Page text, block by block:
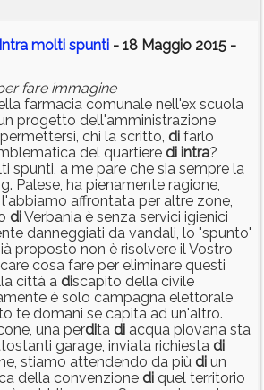
molti spunti - 18 Maggio 2015 -
fare immagine
farmacia comunale nell'ex scuola
progetto dell'amministrazione
chi la scritto, di farlo
del quartiere di intra?
spunti, a me pare che sia sempre la
Palese, ha pienamente ragione,
affrontata per altre zone,
diVerbania è senza servici igienici
danneggiati da vandali, lo "spunto"
proposto non è risolvere il Vostro
cosa fare per eliminare questi
città a discapito della civile
è solo campagna elettorale
te domani se capita ad un'altro.
una perdita di acqua piovana sta
garage, inviata richiesta di
stiamo attendendo da più di un
della convenzione di quel territorio